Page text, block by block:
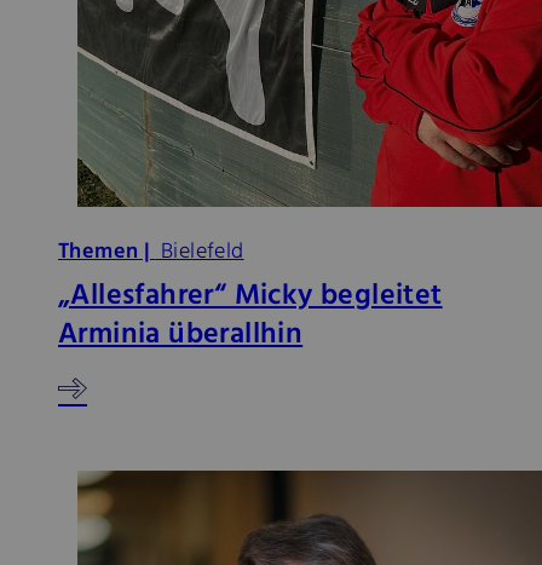
Themen |Bielefeld
„Allesfahrer“ Micky begleitet
Arminia überallhin